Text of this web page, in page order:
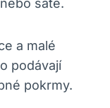
a malé
podávají
pokrmy.